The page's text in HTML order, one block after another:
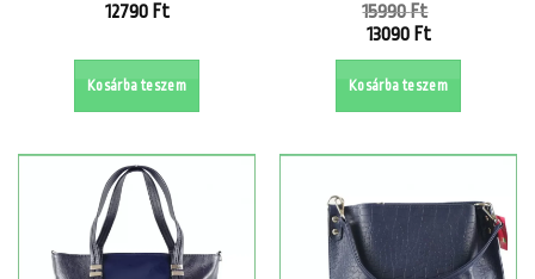
12790 Ft
Kosárba teszem
15990Ft
Original
15990 Ft.
13090 Ft
Current
price
is:
13090 Ft.
Kosárba teszem